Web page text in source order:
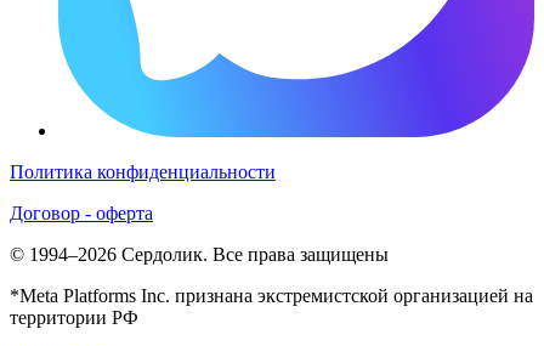
Политика конфиденциальности
Договор - оферта
© 1994–2026 Сердолик. Все права защищены
*Meta Platforms Inc. признана экстремистской организацией на
территории РФ